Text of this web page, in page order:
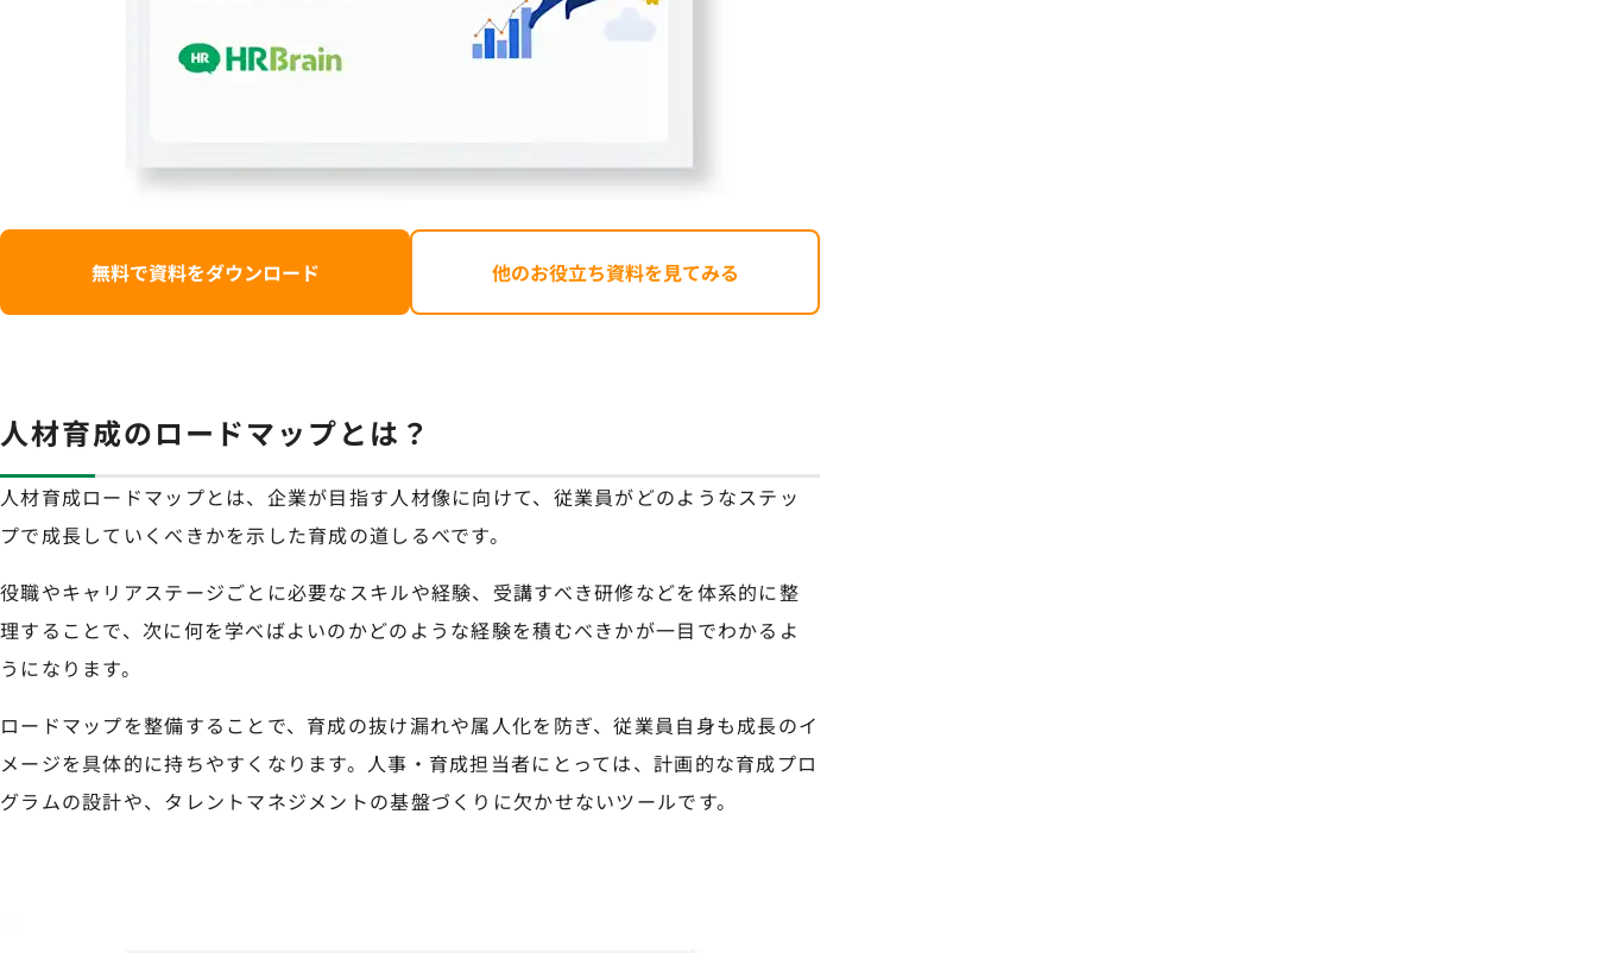
無料で資料をダウンロード 他のお役立ち資料を見てみる
人材育成のロードマップとは？
人材育成ロードマップとは、企業が目指す人材像に向けて、従業員がどのようなステッ
プで成長していくべきかを示した育成の道しるべです。
役職やキャリアステージごとに必要なスキルや経験、受講すべき研修などを体系的に整
理することで、次に何を学べばよいのかどのような経験を積むべきかが一目でわかるよ
うになります。
ロードマップを整備することで、育成の抜け漏れや属人化を防ぎ、従業員自身も成長のイ
メージを具体的に持ちやすくなります。人事・育成担当者にとっては、計画的な育成プロ
グラムの設計や、タレントマネジメントの基盤づくりに欠かせないツールです。